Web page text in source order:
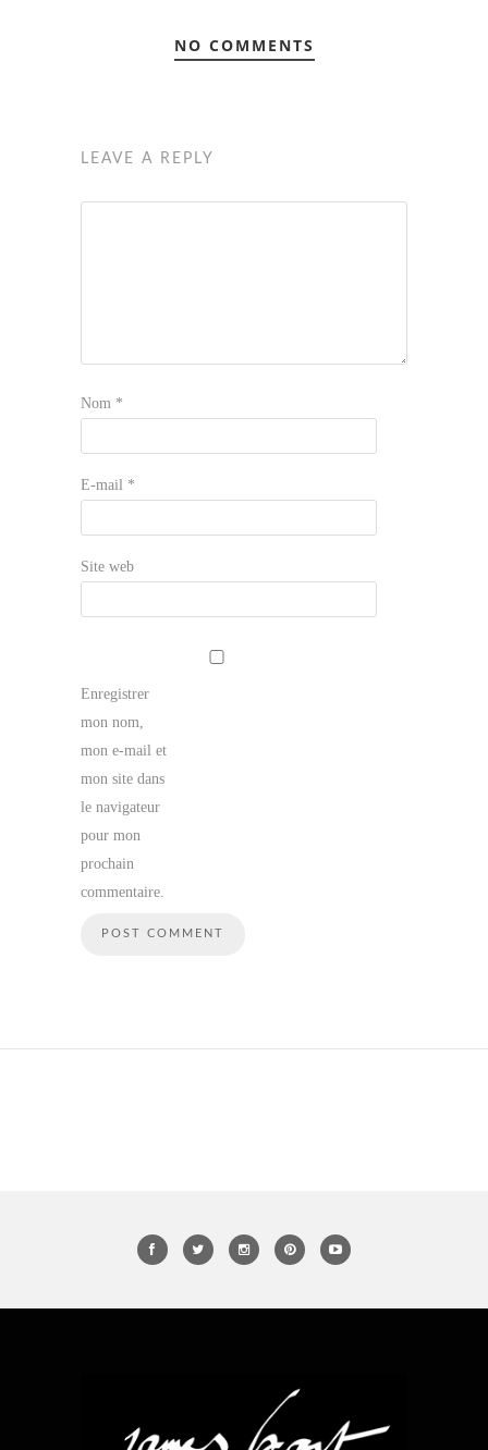
NO COMMENTS
LEAVE A REPLY
Nom *
E-mail *
Site web
Enregistrer
mon nom,
mon e-mail et
mon site dans
le navigateur
pour mon
prochain
commentaire.